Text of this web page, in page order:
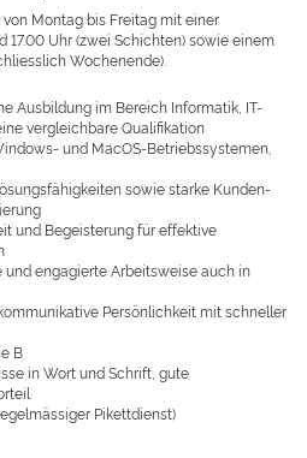
Montag bis Freitag mit einer
Uhr (zwei Schichten) sowie einem
Wochenende).
Ausbildung im Bereich Informatik, IT-
vergleichbare Qualifikation
und MacOS-Betriebssystemen,
sowie starke Kunden-
und Begeisterung für effektive
engagierte Arbeitsweise auch in
Persönlichkeit mit schneller
B
in Wort und Schrift, gute
Pikettdienst)